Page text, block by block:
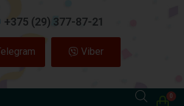
+375 (29) 377-87-21
Viber